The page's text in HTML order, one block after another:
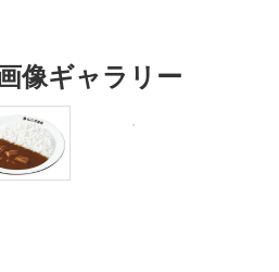
像ギャラリー